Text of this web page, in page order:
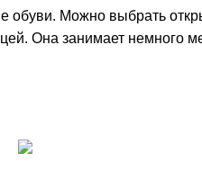
обуви. Можно выбрать
Она занимает немного